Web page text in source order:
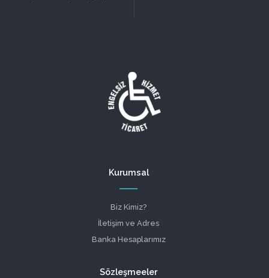
Kurumsal
Biz Kimiz?
İletişim ve Adres
Banka Hesaplarımız
Sözleşmeeler